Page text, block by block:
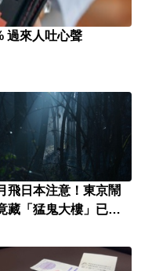
過來人吐心聲
飛日本注意！東京鬧
藏「猛鬼大樓」已奪